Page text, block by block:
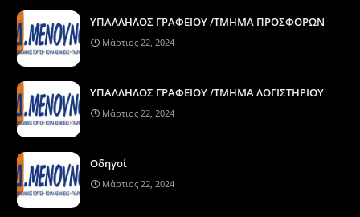
ΥΠΑΛΛΗΛΟΣ ΓΡΑΦΕΙΟΥ /ΤΜΗΜΑ ΠΡΟΣΦΟΡΩΝ
Μάρτιος 22, 2024
ΥΠΑΛΛΗΛΟΣ ΓΡΑΦΕΙΟΥ /ΤΜΗΜΑ ΛΟΓΙΣΤΗΡΙΟΥ
Μάρτιος 22, 2024
Οδηγοί
Μάρτιος 22, 2024